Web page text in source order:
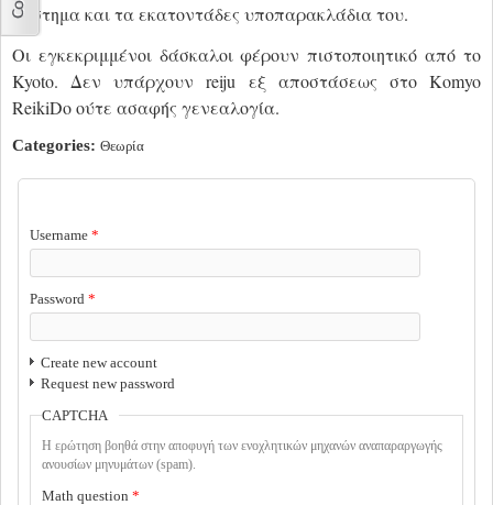
σύστημα και τα εκατοντάδες υποπαρακλάδια του.
Οι εγκεκριμμένοι δάσκαλοι φέρουν πιστοποιητικό από το
Kyoto. Δεν υπάρχουν reiju εξ αποστάσεως στο Komyo
ReikiDo ούτε ασαφής γενεαλογία.
Categories: Θεωρία
Username *
Password *
Create new account
Request new password
CAPTCHA
Η ερώτηση βοηθά στην αποφυγή των ενοχλητικών μηχανών αναπαραργωγής
ανουσίων μηνυμάτων (spam).
Math question *